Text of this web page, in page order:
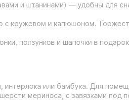
и штанинами) — удобны для
с кружевом и капюшоном.
ползунков и шапочки в
интерлока или бамбука. Для
мериноса, с завязками под